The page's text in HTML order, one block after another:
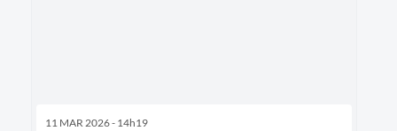
11 MAR 2026 - 14h19